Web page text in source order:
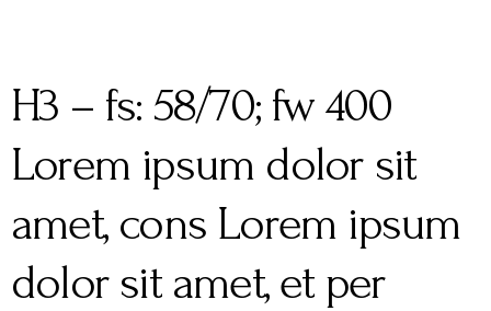
H3 – fs: 58/70; fw 400
Lorem ipsum dolor sit
amet, cons Lorem ipsum
dolor sit amet, et per